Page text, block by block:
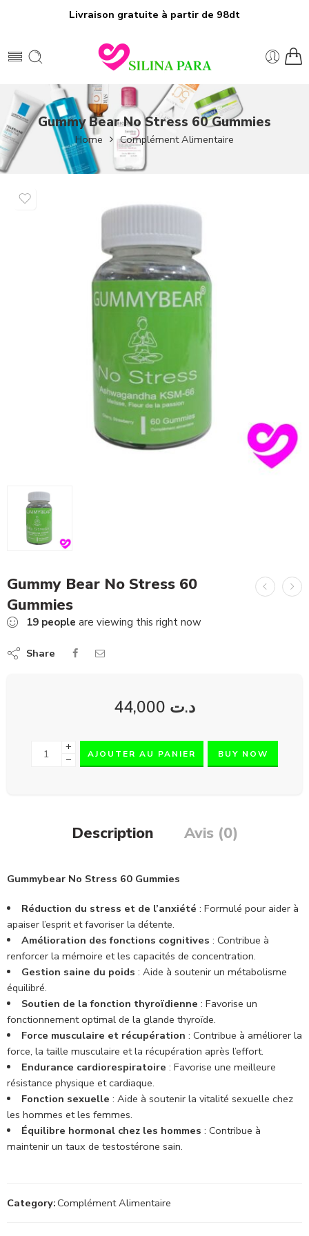
Livraison gratuite à partir de 98dt
Gummy Bear No Stress 60 Gummies
Home Complément Alimentaire
Gummy Bear No Stress 60
Gummies
19 people are viewing this right now
Share
د.ت
+
−
AJOUTER AU PANIER BUY NOW
Description Avis (0)
Gummybear No Stress 60 Gummies
Réduction du stress et de l’anxiété : Formulé pour aider à
apaiser l’esprit et favoriser la détente.
Amélioration des fonctions cognitives : Contribue à
renforcer la mémoire et les capacités de concentration.
Gestion saine du poids : Aide à soutenir un métabolisme
équilibré.
Soutien de la fonction thyroïdienne : Favorise un
fonctionnement optimal de la glande thyroïde.
Force musculaire et récupération : Contribue à améliorer la
force, la taille musculaire et la récupération après l’effort.
Endurance cardiorespiratoire : Favorise une meilleure
résistance physique et cardiaque.
Fonction sexuelle : Aide à soutenir la vitalité sexuelle chez
les hommes et les femmes.
Équilibre hormonal chez les hommes : Contribue à
maintenir un taux de testostérone sain.
Category:Complément Alimentaire